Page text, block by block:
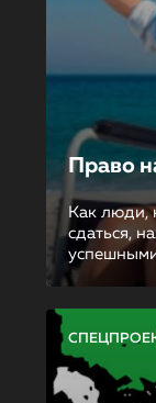
Право
Как люди,
сдаться,